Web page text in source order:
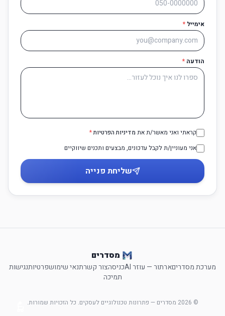
אימייל *
הודעה *
קראתי ואני מאשר/ת את מדיניות הפרטיות*
אני מעוניין/ת לקבל עדכונים, מבצעים ותכנים שיווקיים
שליחת פנייה
מסדרים
מערכת מסדריםארתור — עוזר AI כניסהצור קשרתנאי שימושפרטיותנגישות
תמיכה
©
2026 מסדרים — פתרונות טכנולוגיים לעסקים. כל הזכויות שמורות.